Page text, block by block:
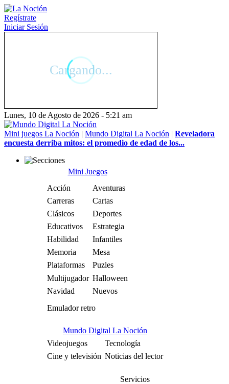
Regístrate
Iniciar Sesión
Lunes, 10 de Agosto de 2026 - 5:21 am
Mini juegos La Noción | Mundo Digital La Noción | Reveladora
encuesta derriba mitos: el promedio de edad de los...
Mini Juegos
Acción
Aventuras
Carreras
Cartas
Clásicos
Deportes
Educativos
Estrategia
Habilidad
Infantiles
Memoria
Mesa
Plataformas
Puzles
Multijugador Halloween
Navidad
Nuevos
Emulador retro
Mundo Digital La Noción
Videojuegos
Tecnología
Cine y televisión Noticias del lector
Servicios